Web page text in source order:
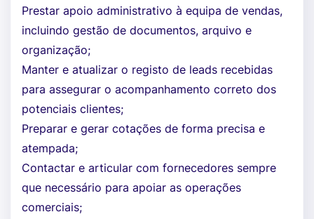
Prestar apoio administrativo à equipa de vendas,
incluindo gestão de documentos, arquivo e
organização;
Manter e atualizar o registo de leads recebidas
para assegurar o acompanhamento correto dos
potenciais clientes;
Preparar e gerar cotações de forma precisa e
atempada;
Contactar e articular com fornecedores sempre
que necessário para apoiar as operações
comerciais;